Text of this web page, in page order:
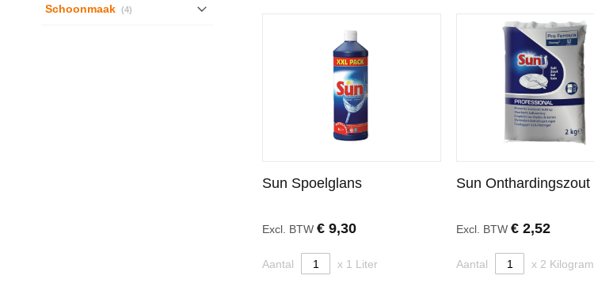
Sun Spoelglans
Excl. BTW € 9,30
Aantal x 1 Liter
Sun Onthardingszout
Excl. BTW€ 2,52
Aantal x 2 Kilogram
Schoonmaak 4producten